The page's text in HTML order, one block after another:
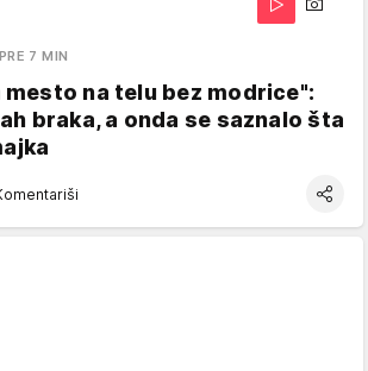
PRE 7 MIN
mesto na telu bez modrice":
braka, a onda se saznalo šta